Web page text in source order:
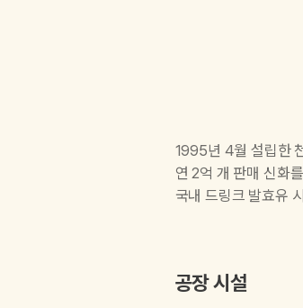
1995년 4월 설립한
연 2억 개 판매 신화
국내 드링크 발효유
공장 시설